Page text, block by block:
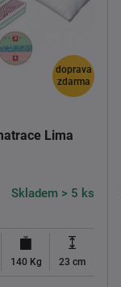
doprava
zdarma
Lima
Skladem > 5 ks
140 Kg 23 cm